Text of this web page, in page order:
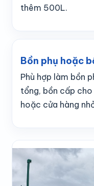
thêm 500L.
Bồn phụ hoặc
Phù hợp làm bồn
tổng, bồn cấp cho
hoặc cửa hàng